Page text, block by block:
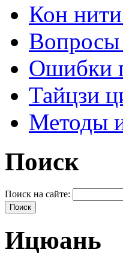
Кон
Ошибки
Тайцзи
Методы
Поиск
Поиск на сайте:
Ицюань